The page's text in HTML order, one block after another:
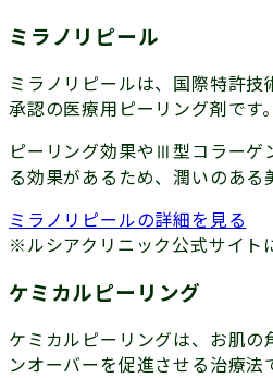
ミラノリピール
ミラノリピールは、国際特許
承認の医療用ピーリング剤です。
ピーリング効果やⅢ型コラーゲ
る効果があるため、潤いのある
ミラノリピールの詳細を見る
※ルシアクリニック公式サイト
ケミカルピーリング
ケミカルピーリングは、お肌の
ンオーバーを促進させる治療法